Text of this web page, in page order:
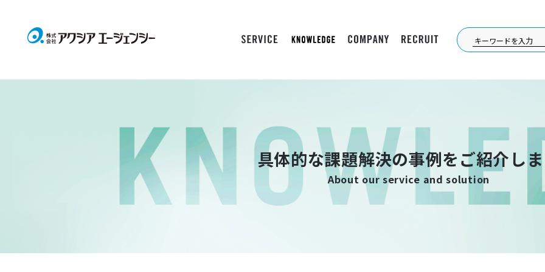
具体的な課題解決の事例をご紹介し
About our service and solution